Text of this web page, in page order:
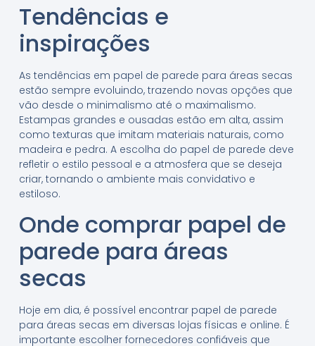
Tendências e
inspirações
As tendências em papel de parede para áreas secas
estão sempre evoluindo, trazendo novas opções que
vão desde o minimalismo até o maximalismo.
Estampas grandes e ousadas estão em alta, assim
como texturas que imitam materiais naturais, como
madeira e pedra. A escolha do papel de parede deve
refletir o estilo pessoal e a atmosfera que se deseja
criar, tornando o ambiente mais convidativo e
estiloso.
Onde comprar papel de
parede para áreas
secas
Hoje em dia, é possível encontrar papel de parede
para áreas secas em diversas lojas físicas e online. É
importante escolher fornecedores confiáveis que